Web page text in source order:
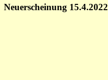
Neuerscheinung 15.4.2022